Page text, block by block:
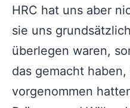
HRC hat uns aber
sie uns
überlegen waren,
das gemacht
vorgenommen